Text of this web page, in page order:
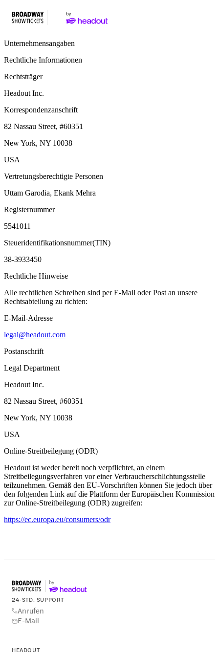
Unternehmensangaben
Rechtliche Informationen
Rechtsträger
Headout Inc.
Korrespondenzanschrift
82 Nassau Street, #60351
New York, NY 10038
USA
Vertretungsberechtigte Personen
Uttam Garodia, Ekank Mehra
Registernummer
5541011
Steueridentifikationsnummer(TIN)
38-3933450
Rechtliche Hinweise
Alle rechtlichen Schreiben sind per E-Mail oder Post an unsere
Rechtsabteilung zu richten:
E-Mail-Adresse
legal@headout.com
Postanschrift
Legal Department
Headout Inc.
82 Nassau Street, #60351
New York, NY 10038
USA
Online-Streitbeilegung (ODR)
Headout ist weder bereit noch verpflichtet, an einem
Streitbeilegungsverfahren vor einer Verbraucherschlichtungsstelle
teilzunehmen. Gemäß den EU-Vorschriften können Sie jedoch über
den folgenden Link auf die Plattform der Europäischen Kommission
zur Online-Streitbeilegung (ODR) zugreifen:
https://ec.europa.eu/consumers/odr
24-STD. SUPPORT
Anrufen
E-Mail
HEADOUT